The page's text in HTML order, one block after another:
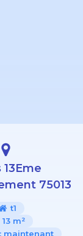
13Eme
75013
t1
13 m²
maintenant